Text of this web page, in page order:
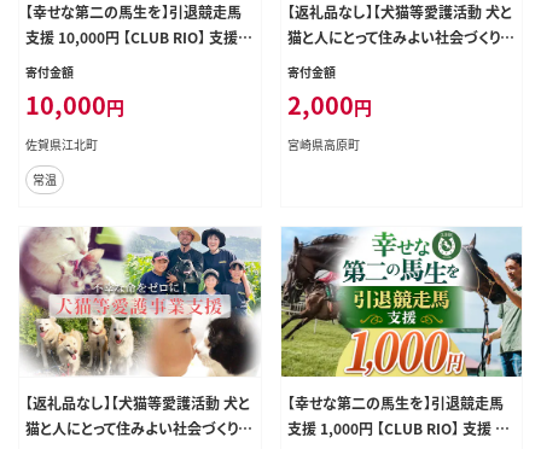
【幸せな第二の馬生を】引退競走馬
支援 10,000円 【CLUB RIO】 支援
動物支援 動物保護 流鏑馬 返礼品な
寄付金額
10,000円
佐賀県江北町
常温
【返礼品なし】【犬猫等愛護活動 犬と
猫と人にとって住みよい社会づくりを
応援】宮崎県 高原町 特定非営利活
P00056
寄付金額
2,000円
宮崎県高原町
【返礼品なし】【犬猫等愛護活動 犬と
猫と人にとって住みよい社会づくりを
【幸せな第二の馬生を】引退競走馬
支援 1,000円 【CLUB RIO】 支援 動